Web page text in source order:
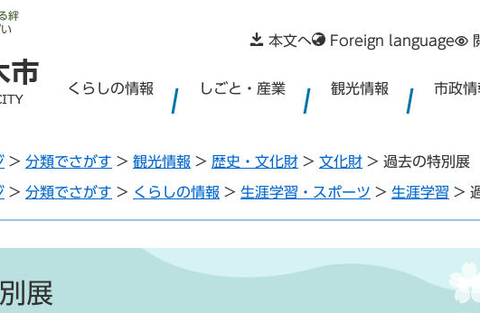
絆
本文へ Foreign language
くらしの情報 しごと・産業 観光情報 市政情
> 分類でさがす > 観光情報 > 歴史・文化財 > 文化財 > 過去の特別展
> 分類でさがす > くらしの情報 > 生涯学習・スポーツ > 生涯学習 >
展